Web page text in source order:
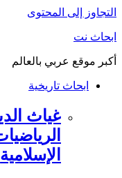
التجاوز إلى المحتوى
ابحاث نت
أكبر موقع عربي بالعالم
ابحاث تاريخية
غياث
الإسلامية